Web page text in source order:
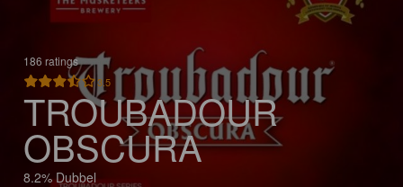
186 ratings
3.5
TROUBADOUR
OBSCURA
8.2% Dubbel